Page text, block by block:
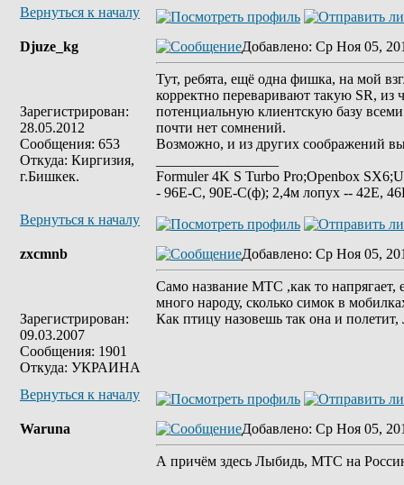
Вернуться к началу
Djuze_kg
Зарегистрирован:
28.05.2012
Сообщения: 653
Откуда: Киргизия,
г.Бишкек.
Добавлено: Ср Ноя 05,
Тут, ребята, ещё одна фишка, на мой
корректно переваривают такую SR,
потенциальную клиентскую базу
почти нет сомнений.
Возможно, и из других соображений
Formuler 4K S Turbo Pro;Openbox
- 96Е-С, 90Е-С(ф); 2,4м лопух -- 42Е,
Вернуться к началу
zxcmnb
Зарегистрирован:
09.03.2007
Сообщения: 1901
Откуда: УКРАИНА
Добавлено: Ср Ноя 05,
Само название МТС ,как то напрягает,
много народу, сколько симок в
Как птицу назовешь так она и
Вернуться к началу
Waruna Добавлено: Ср Ноя 05,
А причём здесь Лыбидь, МТС на